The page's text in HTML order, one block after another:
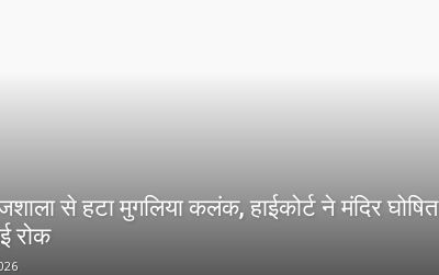
से हटा मुगलिया कलंक, हाईकोर्ट ने मंदिर घोषित
रोक